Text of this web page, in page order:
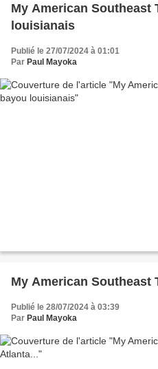
My American Southeast
louisianais
Publié le 27/07/2024 à 01:01
Par Paul Mayoka
My American Southeast
Publié le 28/07/2024 à 03:39
Par Paul Mayoka